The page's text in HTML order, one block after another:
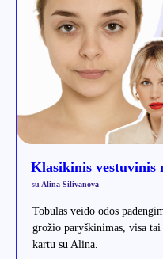
Klasikinis vestuvinis
su Alina Silivanova
Tobulas veido odos
grožio paryškinimas, visa
kartu su Alina.